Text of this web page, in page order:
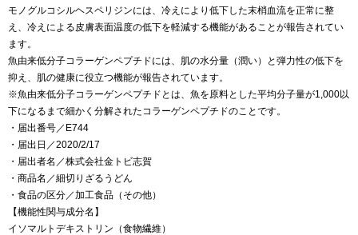
モノグルコシルヘスペリジンには、冷えにより低下した末梢血流を正常に整
え、冷えによる皮膚表面温度の低下を軽減する機能があることが報告されてい
ます。
魚由来低分子コラーゲンペプチドには、肌の水分量（潤い）と弾力性の低下を
抑え、肌の健康に役立つ機能が報告されています。
※魚由来低分子コラーゲンペプチドとは、魚を原料とした平均分子量が1,000以
下になるまで細かく分解されたコラーゲンペプチドのことです。
・届出番号／E744
・届出日／2020/2/17
・届出者名／株式会社金トビ志賀
・商品名／細切りざるうどん
・食品の区分／加工食品（その他）
【機能性関与成分名】
イソマルトデキストリン（食物繊維）